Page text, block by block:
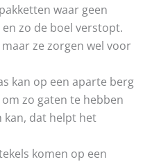
waar geen
zo de boel verstopt.
ze zorgen wel voor
kan op een aparte berg
zo gaten te hebben
kan, dat helpt het
komen op een